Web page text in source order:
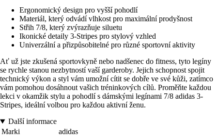
Ergonomický design pro vyšší pohodlí
Materiál, který odvádí vlhkost pro maximální prodyšnost
Střih 7/8, který zvýrazňuje siluetu
Ikonické detaily 3-Stripes pro stylový vzhled
Univerzální a přizpůsobitelné pro různé sportovní aktivity
Ať už jste zkušená sportovkyně nebo nadšenec do fitness, tyto legíny
se rychle stanou nezbytností vaší garderoby. Jejich schopnost spojit
technický výkon a styl vám umožní cítit se dobře ve své kůži, zatímco
vám pomohou dosáhnout vašich tréninkových cílů. Proměňte každou
lekci v okamžik stylu a pohodlí s dámskými legínami 7/8 adidas 3-
Stripes, ideální volbou pro každou aktivní ženu.
Další informace
Marki
adidas